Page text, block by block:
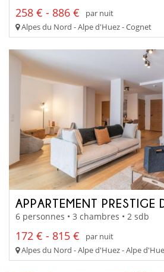
258 € - 886 €
par nuit
Alpes du Nord - Alpe d'Huez - Cognet
APPARTEMENT PRESTIGE
6 personnes • 3 chambres • 2 sdb
172 € - 815 €
par nuit
Alpes du Nord - Alpe d'Huez - Alpe